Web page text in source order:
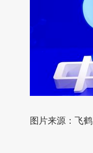
图片来源：飞鹤